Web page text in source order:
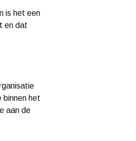
is het een
en dat
binnen het
aan de